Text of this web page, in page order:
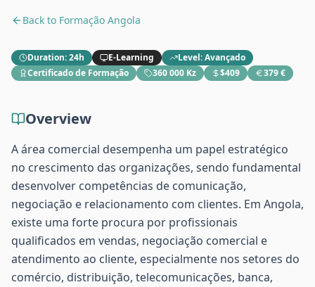
Back to Formação Angola
Duration:24h E-Learning Level:Avançado
Certificado de Formação
360 000 Kz $409 379 €
Overview
A área comercial desempenha um papel estratégico
no crescimento das organizações, sendo fundamental
desenvolver competências de comunicação,
negociação e relacionamento com clientes. Em Angola,
existe uma forte procura por profissionais
qualificados em vendas, negociação comercial e
atendimento ao cliente, especialmente nos setores do
comércio, distribuição, telecomunicações, banca,